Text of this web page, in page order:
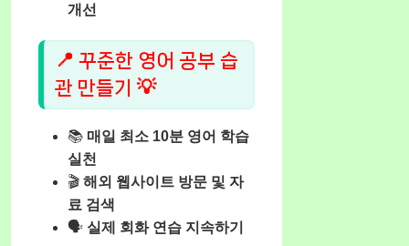
개선
📍 꾸준한 영어 공부 습
관 만들기 💡
📚 매일 최소 10분 영어 학습
실천
🎬 해외 웹사이트 방문 및 자
료 검색
🗣️ 실제 회화 연습 지속하기